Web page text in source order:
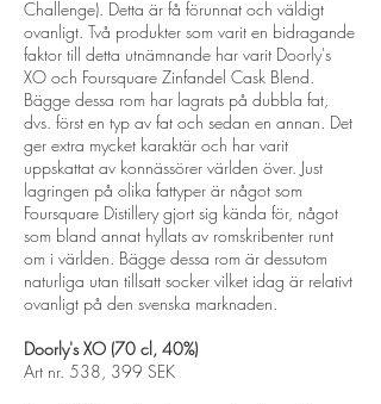
Challenge). Detta är få förunnat och väldigt
ovanligt. Två produkter som varit en bidragande
faktor till detta utnämnande har varit Doorly's
XO och Foursquare Zinfandel Cask Blend.
Bägge dessa rom har lagrats på dubbla fat,
dvs. först en typ av fat och sedan en annan. Det
ger extra mycket karaktär och har varit
uppskattat av konnässörer världen över. Just
lagringen på olika fattyper är något som
Foursquare Distillery gjort sig kända för, något
som bland annat hyllats av romskribenter runt
om i världen. Bägge dessa rom är dessutom
naturliga utan tillsatt socker vilket idag är relativt
ovanligt på den svenska marknaden.
Doorly's XO (70 cl, 40%)
Art nr. 538, 399 SEK